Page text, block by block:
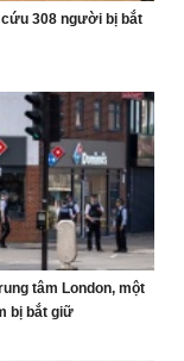
cứu 308 người bị bắt
tâm London, một
bị bắt giữ